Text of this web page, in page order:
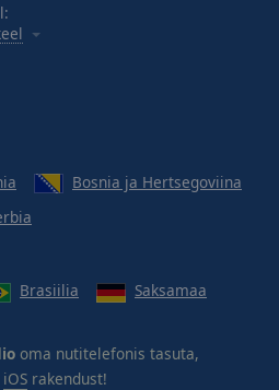
Bosnia ja Hertsegoviina
Brasiilia Saksamaa
oma nutitelefonis tasuta,
iOS rakendust!